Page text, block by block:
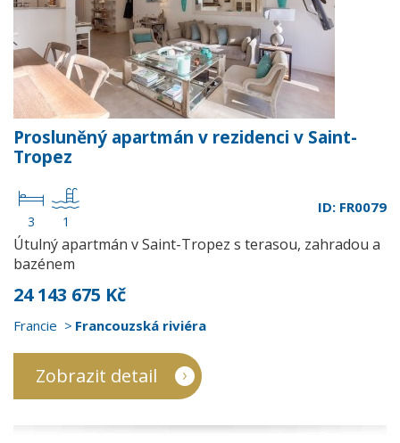
Prosluněný apartmán v rezidenci v Saint-
Tropez
3 1
ID: FR0079
Útulný apartmán v Saint-Tropez s terasou, zahradou a
bazénem
24 143 675 Kč
Francie Francouzská riviéra
Zobrazit detail